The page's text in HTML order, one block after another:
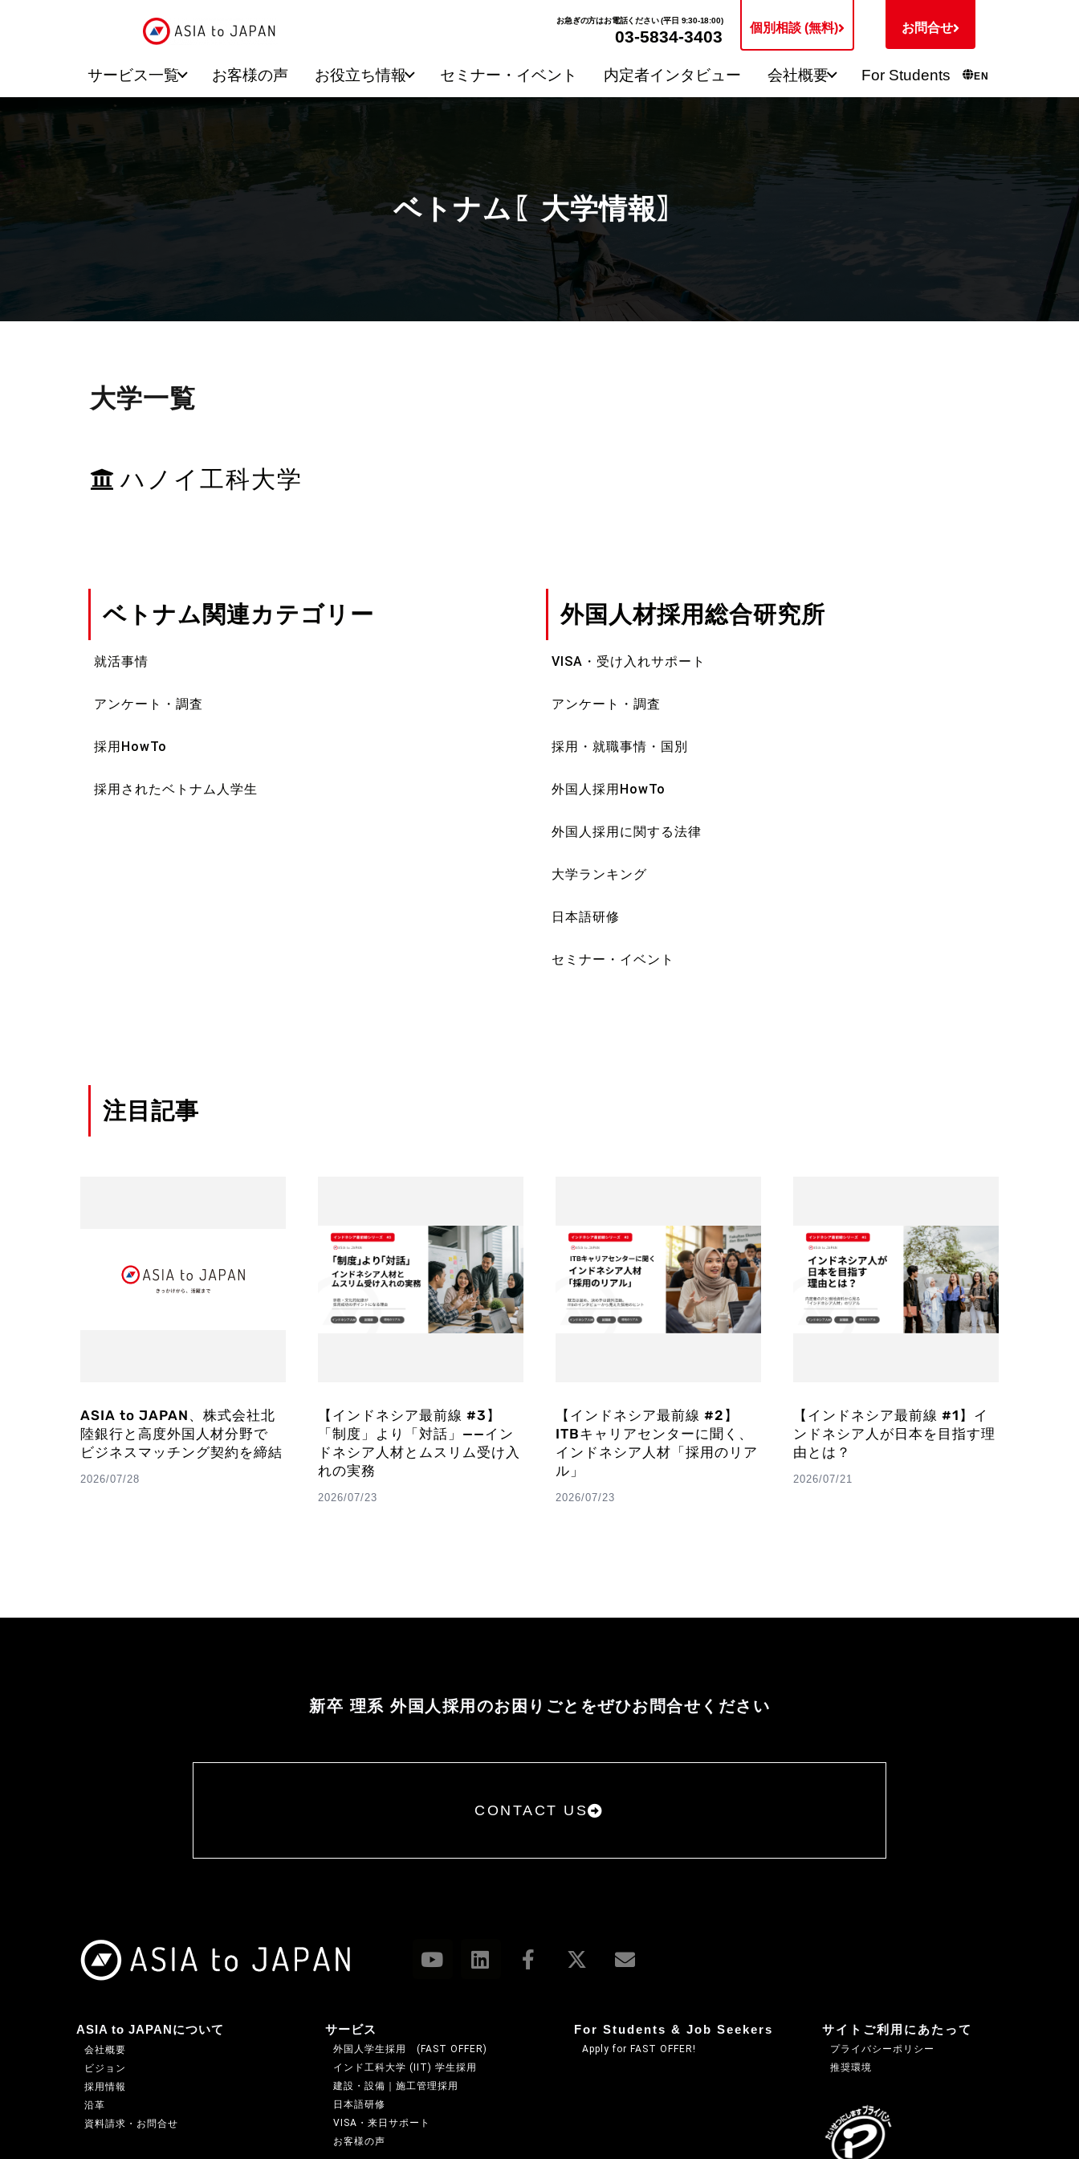
お急ぎの方はお電話ください (平日 9:30-18:00)
03-5834-3403 個別相談 (無料) お問合せ
サービス一覧 お客様の声 お役立ち情報 セミナー・イベント 内定者インタビュー 会社概要 For Students EN
ベトナム〖大学情報〗
大学一覧
ハノイ工科大学
ベトナム関連カテゴリー
就活事情
アンケート・調査
採用HowTo
採用されたベトナム人学生
外国人材採用総合研究所
VISA・受け入れサポート
アンケート・調査
採用・就職事情・国別
外国人採用HowTo
外国人採用に関する法律
大学ランキング
日本語研修
セミナー・イベント
注目記事
ASIA to JAPAN、株式会社北
陸銀行と高度外国人材分野で
ビジネスマッチング契約を締結
2026/07/28
【インドネシア最前線 #3】
「制度」より「対話」——イン
ドネシア人材とムスリム受け入
れの実務
2026/07/23
【インドネシア最前線 #2】
ITBキャリアセンターに聞く、
インドネシア人材「採用のリア
ル」
2026/07/23
【インドネシア最前線 #1】イ
ンドネシア人が日本を目指す理
由とは？
2026/07/21
新卒 理系 外国人採用のお困りごとをぜひお問合せください
CONTACT US
ASIA to JAPANについて
会社概要
ビジョン
採用情報
沿革
資料請求・お問合せ
サービス
外国人学生採用 (FAST OFFER)
インド工科大学 (IIT) 学生採用
建設・設備｜施工管理採用
日本語研修
VISA・来日サポート
お客様の声
For Students & Job Seekers
Apply for FAST OFFER!
サイトご利用にあたって
プライバシーポリシー
推奨環境